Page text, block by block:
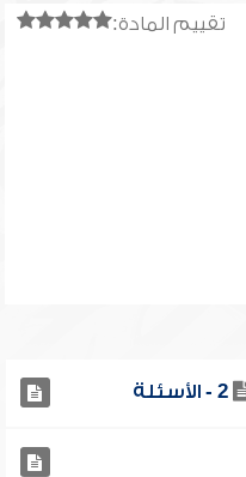
تقييم المادة:
2 - الأسئلة